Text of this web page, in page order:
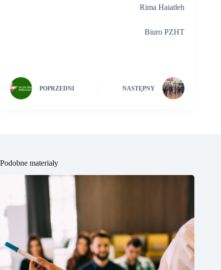
Rima Haiatleh
Biuro PZHT
POPRZEDNI NASTĘPNY
Podobne materiały